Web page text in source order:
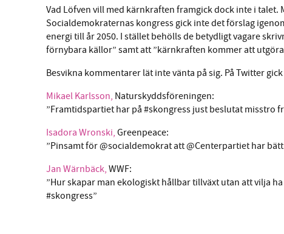
Vad Löfven vill med kärnkraften framgick dock inte i
Socialdemokraternas kongress gick inte det förslag
energi till år 2050. I stället behölls de betydligt vagare
förnybara källor” samt att ”kärnkraften kommer att
Besvikna kommentarer lät inte vänta på sig. På Twitter
Mikael Karlsson, Naturskyddsföreningen:
”Framtidspartiet har på #skongress just beslutat misstro
Isadora Wronski, Greenpeace:
”Pinsamt för @socialdemokrat att @Centerpartiet har
Jan Wärnbäck, WWF:
”Hur skapar man ekologiskt hållbar tillväxt utan att vilja
#skongress”